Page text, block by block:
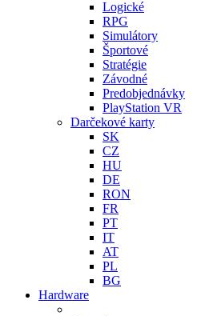
Logické
RPG
Simulátory
Športové
Stratégie
Závodné
Predobjednávky
PlayStation VR
Darčekové karty
SK
CZ
HU
DE
RON
FR
PT
IT
AT
PL
BG
Hardware